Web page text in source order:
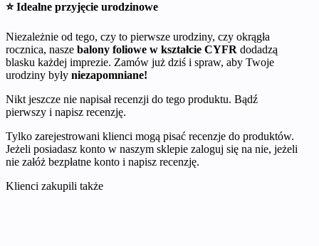
⭐ Idealne przyjęcie urodzinowe
Niezależnie od tego, czy to pierwsze urodziny, czy okrągła
rocznica, nasze balony foliowe w kształcie CYFR dodadzą
blasku każdej imprezie. Zamów już dziś i spraw, aby Twoje
urodziny były niezapomniane!
Nikt jeszcze nie napisał recenzji do tego produktu. Bądź
pierwszy i napisz recenzję.
Tylko zarejestrowani klienci mogą pisać recenzje do produktów.
Jeżeli posiadasz konto w naszym sklepie zaloguj się na nie, jeżeli
nie załóż bezpłatne konto i napisz recenzję.
Klienci zakupili także